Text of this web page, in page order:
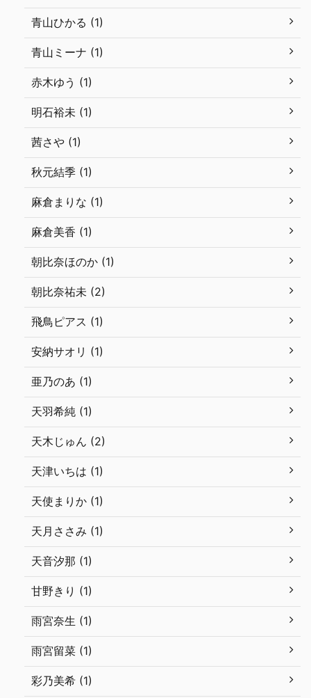
青山ひかる (1)
青山ミーナ (1)
赤木ゆう (1)
明石裕未 (1)
茜さや (1)
秋元結季 (1)
麻倉まりな (1)
麻倉美香 (1)
朝比奈ほのか (1)
朝比奈祐未 (2)
飛鳥ピアス (1)
安納サオリ (1)
亜乃のあ (1)
天羽希純 (1)
天木じゅん (2)
天津いちは (1)
天使まりか (1)
天月ささみ (1)
天音汐那 (1)
甘野きり (1)
雨宮奈生 (1)
雨宮留菜 (1)
彩乃美希 (1)